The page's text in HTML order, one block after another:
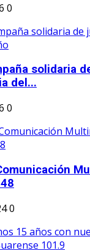
0
solidaria
del...
0
0